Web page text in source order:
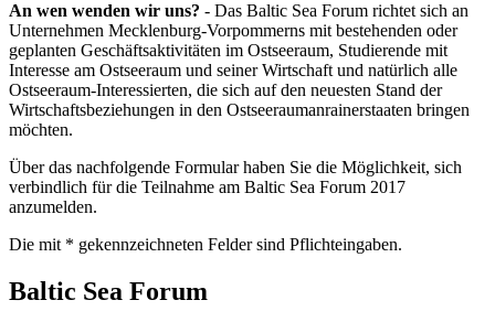
An wen wenden wir uns? - Das Baltic Sea Forum richtet sich an
Unternehmen Mecklenburg-Vorpommerns mit bestehenden oder
geplanten Geschäftsaktivitäten im Ostseeraum, Studierende mit
Interesse am Ostseeraum und seiner Wirtschaft und natürlich alle
Ostseeraum-Interessierten, die sich auf den neuesten Stand der
Wirtschaftsbeziehungen in den Ostseeraumanrainerstaaten bringen
möchten.
Über das nachfolgende Formular haben Sie die Möglichkeit, sich
verbindlich für die Teilnahme am Baltic Sea Forum 2017
anzumelden.
Die mit * gekennzeichneten Felder sind Pflichteingaben.
Bal­tic Sea Forum